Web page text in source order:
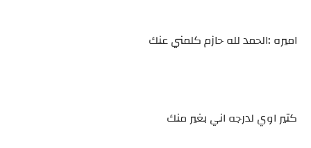
اميره :الحمد لله حازم كلمني عنك
كتير اوي لدرجه اني بغير منك